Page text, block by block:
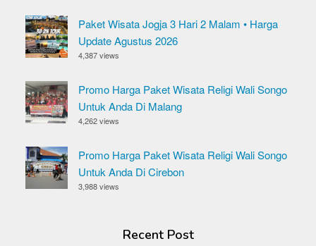
Paket Wisata Jogja 3 Hari 2 Malam • Harga
Update Agustus 2026
4,387 views
Promo Harga Paket Wisata Religi Wali Songo
Untuk Anda Di Malang
4,262 views
Promo Harga Paket Wisata Religi Wali Songo
Untuk Anda Di Cirebon
3,988 views
Recent Post